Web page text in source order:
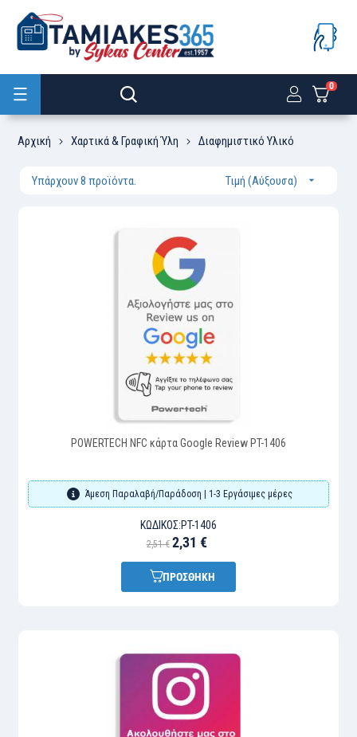
0
Αρχική Χαρτικά & Γραφική Ύλη Διαφημιστικό Υλικό
Υπάρχουν 8 προϊόντα. Τιμή (Αύξουσα) 
POWERTECH NFC κάρτα Google Review PT-1406
Άμεση Παραλαβή/Παράδοση | 1-3 Εργάσιμες μέρες
ΚΩΔΙΚΌΣ:PT-1406
2,51 € 2,31 €
ΠΡΟΣΘΗΚΗ